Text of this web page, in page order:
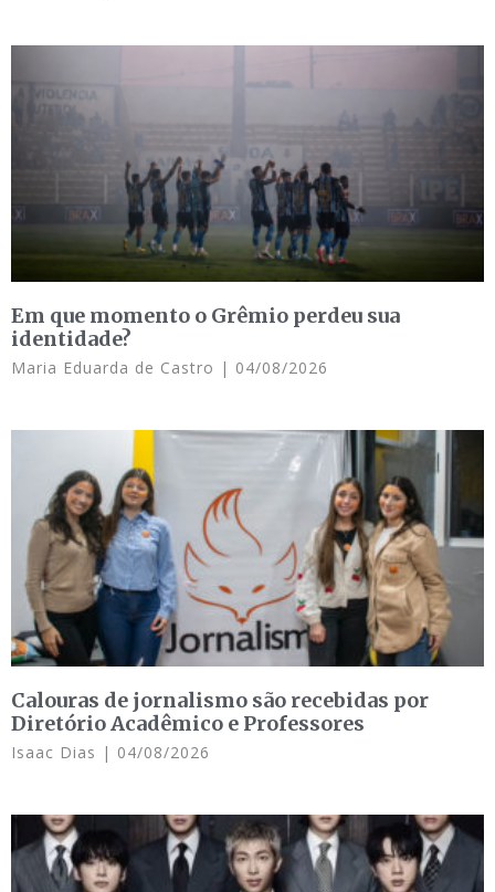
Em que momento o Grêmio perdeu sua
identidade?
Maria Eduarda de Castro 04/08/2026
Calouras de jornalismo são recebidas por
Diretório Acadêmico e Professores
Isaac Dias 04/08/2026